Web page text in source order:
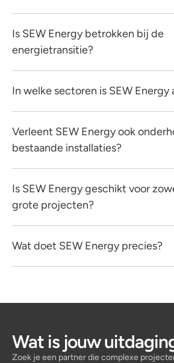
Is SEW Energy betrokken bij de
energietransitie?
In welke sectoren is SEW Energy
Verleent SEW Energy ook
bestaande installaties?
Is SEW Energy geschikt voor
grote projecten?
Wat doet SEW Energy precies?
Wat is jouw
Zoek je een partner die complexe